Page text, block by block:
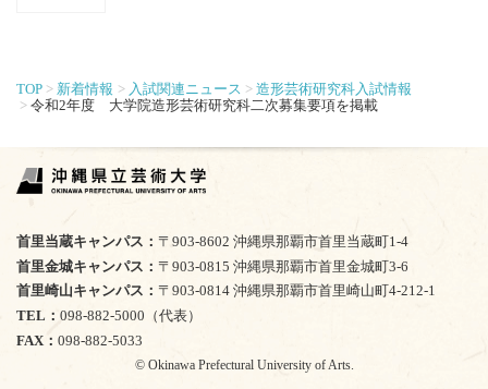
TOP 新着情報 入試関連ニュース
造形芸術研究科入試情報
令和2年度 大学院造形芸術研究科二次募集要項を掲載
TEL
098-882-5000（代表）
FAX
098-882-5033
© Okinawa Prefectural University of Arts.
首里当蔵キャンパス
〒903-8602 沖縄県那覇市首里当蔵町1-4
首里金城キャンパス
〒903-0815 沖縄県那覇市首里金城町3-6
首里崎山キャンパス
〒903-0814 沖縄県那覇市首里崎山町4-212-1